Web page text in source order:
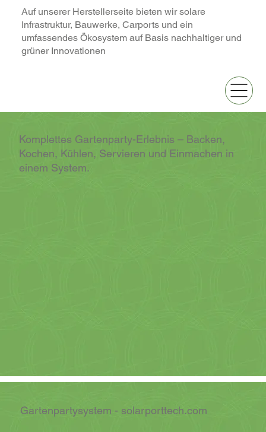
Auf unserer Herstellerseite bieten wir solare
Infrastruktur, Bauwerke, Carports und ein
umfassendes Ökosystem auf Basis nachhaltiger und
grüner Innovationen
Komplettes Gartenparty-Erlebnis – Backen,
Kochen, Kühlen, Servieren und Einmachen in
einem System.
Gartenpartysystem - solarporttech.com